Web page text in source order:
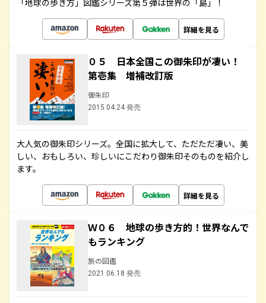
「地球の歩き方」図鑑シリーズ第５弾は世界の「島」！
詳細を見る
０５ 日本全国この御朱印が凄い！
第壱集 増補改訂版
御朱印
2015.04.24 発売
大人気の御朱印シリーズ。全国に拡大して、ただただ凄い、美
しい、おもしろい、珍しいにこだわり御朱印そのものを紹介し
ます。
詳細を見る
Ｗ０６ 地球の歩き方的！世界なんで
もランキング
旅の図鑑
2021.06.18 発売